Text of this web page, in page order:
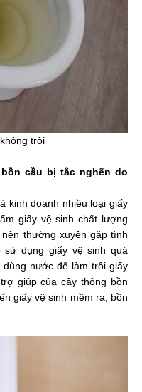
trôi
cầu bị tắc nghẽn do
kinh doanh nhiều loại giấy
giấy vệ sinh chất lượng
thường xuyên gặp tình
dụng giấy vệ sinh quá
nước để làm trôi giấy
giúp của cây thông bồn
giấy vệ sinh mềm ra, bồn